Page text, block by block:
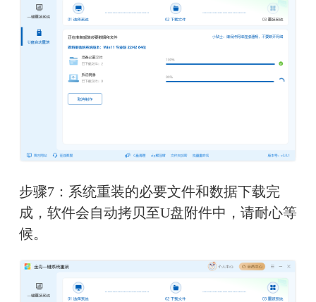
步骤7：系统重装的必要文件和数据下载完
成，软件会自动拷贝至U盘附件中，请耐心等
候。